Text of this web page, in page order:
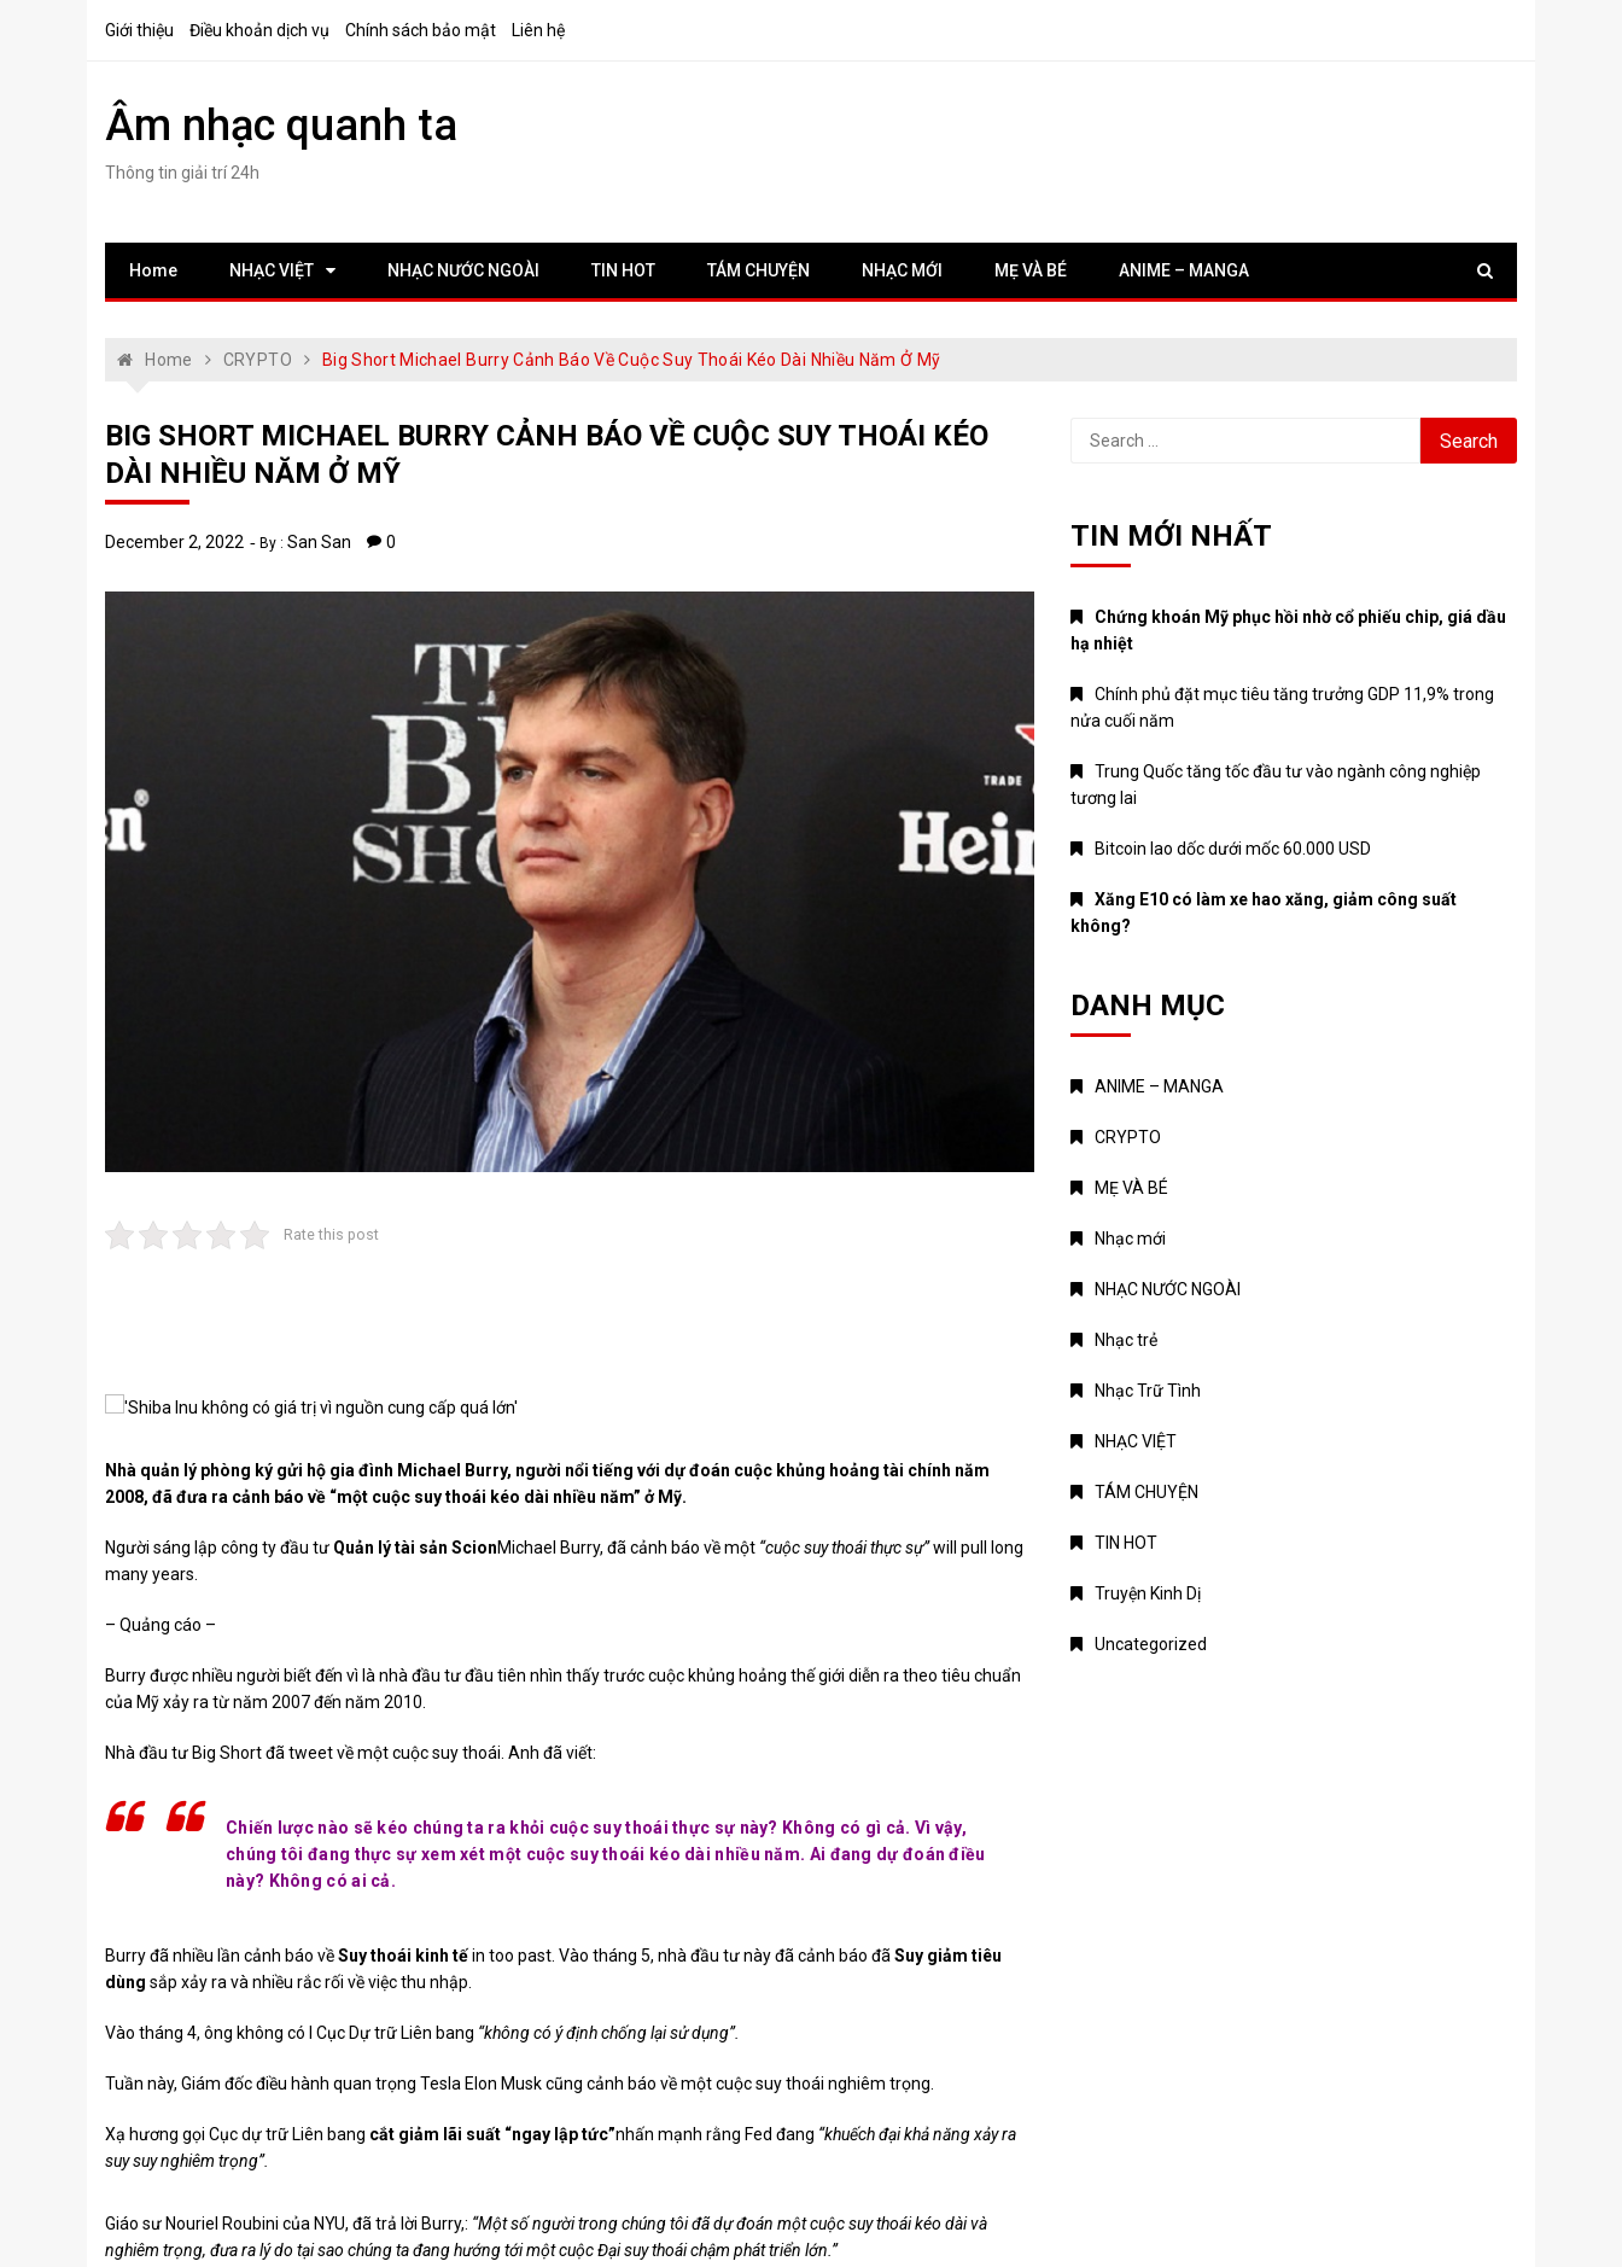
Giới thiệu Điều khoản dịch vụ Chính sách bảo mật Liên hệ
Âm nhạc quanh ta
Thông tin giải trí 24h
Home NHẠC VIỆT NHẠC NƯỚC NGOÀI TIN HOT TÁM CHUYỆN NHẠC MỚI MẸ VÀ BÉ ANIME – MANGA
Home CRYPTO Big Short Michael Burry Cảnh Báo Về Cuộc Suy Thoái Kéo Dài Nhiều Năm Ở Mỹ
BIG SHORT MICHAEL BURRY CẢNH BÁO VỀ CUỘC SUY THOÁI KÉO
DÀI NHIỀU NĂM Ở MỸ
December 2, 2022 By : San San 0
Rate this post
Nhà quản lý phòng ký gửi hộ gia đình Michael Burry, người nổi tiếng với dự đoán cuộc khủng hoảng tài chính năm
2008, đã đưa ra cảnh báo về “một cuộc suy thoái kéo dài nhiều năm” ở Mỹ.
Người sáng lập công ty đầu tư Quản lý tài sản ScionMichael Burry, đã cảnh báo về một “cuộc suy thoái thực sự”will pull long
many years.
– Quảng cáo –
Burry được nhiều người biết đến vì là nhà đầu tư đầu tiên nhìn thấy trước cuộc khủng hoảng thế giới diễn ra theo tiêu chuẩn
của Mỹ xảy ra từ năm 2007 đến năm 2010.
Nhà đầu tư Big Short đã tweet về một cuộc suy thoái. Anh đã viết:
Chiến lược nào sẽ kéo chúng ta ra khỏi cuộc suy thoái thực sự này? Không có gì cả. Vì vậy,
chúng tôi đang thực sự xem xét một cuộc suy thoái kéo dài nhiều năm. Ai đang dự đoán điều
này? Không có ai cả.
Burry đã nhiều lần cảnh báo vềSuy thoái kinh tếin too past. Vào tháng 5, nhà đầu tư nàyđã cảnh báo đãSuy giảm tiêu
dùng sắp xảy ra và nhiều rắc rối về việc thu nhập.
Vào tháng 4, ông không có I Cục Dự trữ Liên bang “không có ý định chống lại sử dụng”.
Tuần này, Giám đốc điều hành quan trọng Tesla Elon Musk cũng cảnh báo về một cuộc suy thoái nghiêm trọng.
Xạ hương gọi Cục dự trữ Liên bang cắt giảm lãi suất “ngay lập tức”nhấn mạnh rằng Fed đang “khuếch đại khả năng xảy ra
suy suy nghiêm trọng”.
Giáo sư Nouriel Roubini của NYU, đã trả lời Burry,: “Một số người trong chúng tôi đã dự đoán một cuộc suy thoái kéo dài và
nghiêm trọng, đưa ra lý do tại sao chúng ta đang hướng tới một cuộc Đại suy thoái chậm phát triển lớn.”
Search
TIN MỚI NHẤT
Chứng khoán Mỹ phục hồi nhờ cổ phiếu chip, giá dầu
hạ nhiệt
Chính phủ đặt mục tiêu tăng trưởng GDP 11,9% trong
nửa cuối năm
Trung Quốc tăng tốc đầu tư vào ngành công nghiệp
tương lai
Bitcoin lao dốc dưới mốc 60.000 USD
Xăng E10 có làm xe hao xăng, giảm công suất
không?
DANH MỤC
ANIME – MANGA
CRYPTO
MẸ VÀ BÉ
Nhạc mới
NHẠC NƯỚC NGOÀI
Nhạc trẻ
Nhạc Trữ Tình
NHẠC VIỆT
TÁM CHUYỆN
TIN HOT
Truyện Kinh Dị
Uncategorized